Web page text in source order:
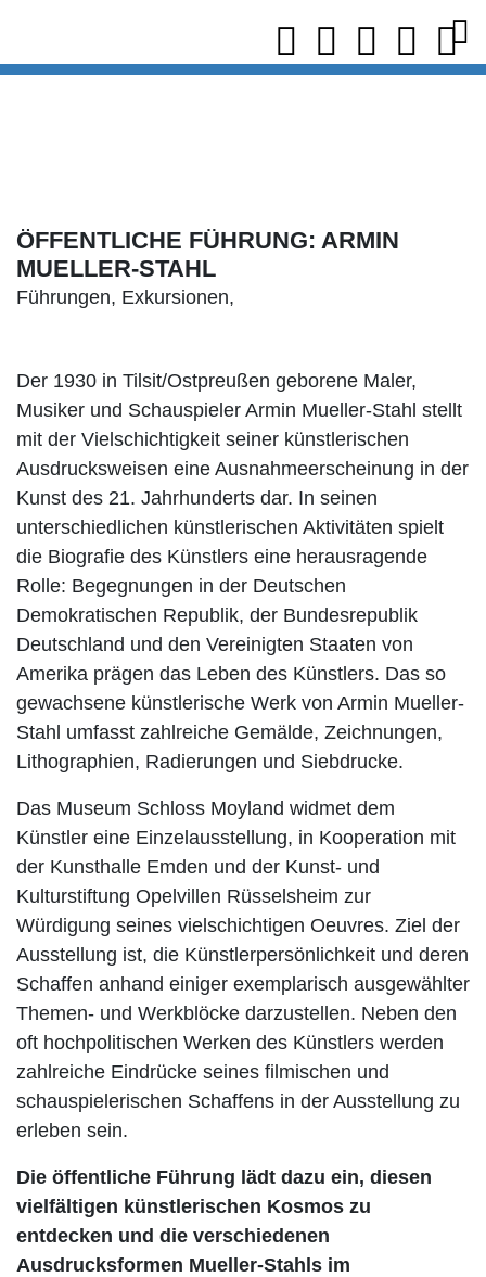
ÖFFENTLICHE FÜHRUNG: ARMIN
MUELLER-STAHL
Führungen, Exkursionen,
Der 1930 in Tilsit/Ostpreußen geborene Maler,
Musiker und Schauspieler Armin Mueller-Stahl stellt
mit der Vielschichtigkeit seiner künstlerischen
Ausdrucksweisen eine Ausnahmeerscheinung in der
Kunst des 21. Jahrhunderts dar. In seinen
unterschiedlichen künstlerischen Aktivitäten spielt
die Biografie des Künstlers eine herausragende
Rolle: Begegnungen in der Deutschen
Demokratischen Republik, der Bundesrepublik
Deutschland und den Vereinigten Staaten von
Amerika prägen das Leben des Künstlers. Das so
gewachsene künstlerische Werk von Armin Mueller-
Stahl umfasst zahlreiche Gemälde, Zeichnungen,
Lithographien, Radierungen und Siebdrucke.
Das Museum Schloss Moyland widmet dem
Künstler eine Einzelausstellung, in Kooperation mit
der Kunsthalle Emden und der Kunst- und
Kulturstiftung Opelvillen Rüsselsheim zur
Würdigung seines vielschichtigen Oeuvres. Ziel der
Ausstellung ist, die Künstlerpersönlichkeit und deren
Schaffen anhand einiger exemplarisch ausgewählter
Themen- und Werkblöcke darzustellen. Neben den
oft hochpolitischen Werken des Künstlers werden
zahlreiche Eindrücke seines filmischen und
schauspielerischen Schaffens in der Ausstellung zu
erleben sein.
Die öffentliche Führung lädt dazu ein, diesen
vielfältigen künstlerischen Kosmos zu
entdecken und die verschiedenen
Ausdrucksformen Mueller-Stahls im